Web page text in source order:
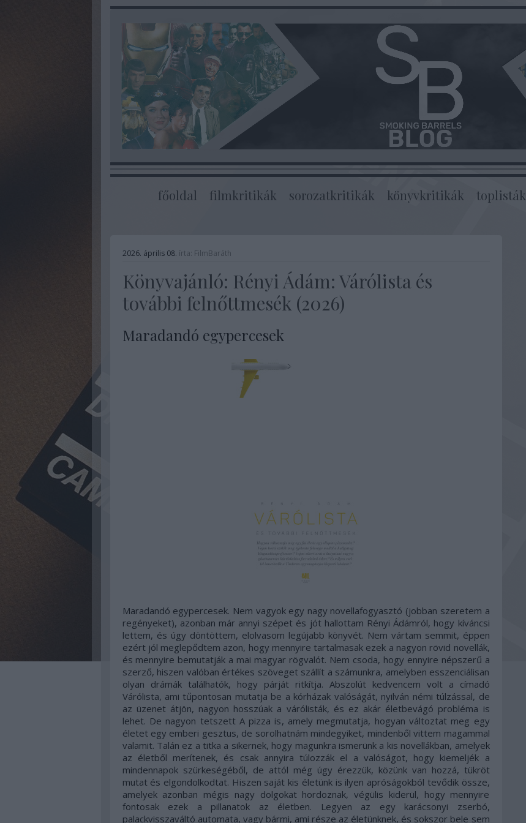
főoldal filmkritikák sorozatkritikák könyvkritikák toplisták
2026. április 08. írta: FilmBaráth
Könyvajánló: Rényi Ádám: Várólista és
további felnőttmesék (2026)
Maradandó egypercesek
Maradandó egypercesek. Nem vagyok egy nagy novellafogyasztó (jobban szeretem a
regényeket), azonban már annyi szépet és jót hallottam Rényi Ádámról, hogy kíváncsi
lettem, és úgy döntöttem, elolvasom legújabb könyvét. Nem vártam semmit, éppen
ezért jól meglepődtem azon, hogy mennyire tartalmasak ezek a nagyon rövid novellák,
és mennyire bemutatják a mai magyar rögvalót. Nem csoda, hogy ennyire népszerű a
szerző, hiszen valóban értékes szöveget szállít a számunkra, amelyben esszenciálisan
olyan drámák találhatók, hogy párját ritkítja. Abszolút kedvencem volt a címadó
Várólista, ami tűpontosan mutatja be a kórházak valóságát, nyilván némi túlzással, de
az üzenet átjön, nagyon hosszúak a várólisták, és ez akár életbevágó probléma is
lehet. De nagyon tetszett A pizza is, amely megmutatja, hogyan változtat meg egy
életet egy emberi gesztus, de sorolhatnám mindegyiket, mindenből vittem magammal
valamit. Talán ez a titka a sikernek, hogy magunkra ismerünk a kis novellákban, amelyek
az életből merítenek, és csak annyira túlozzák el a valóságot, hogy kiemeljék a
mindennapok szürkeségéből, de attól még úgy érezzük, közünk van hozzá, tükröt
mutat és elgondolkodtat. Hiszen saját kis életünk is ilyen apróságokból tevődik össze,
amelyek azonban mégis nagy dolgokat hordoznak, végülis kiderül, hogy mennyire
fontosak ezek a pillanatok az életben. Legyen az egy karácsonyi zserbó,
palackvisszaváltó automata, vagy bármi, ami része az életünknek, és sokszor bele sem